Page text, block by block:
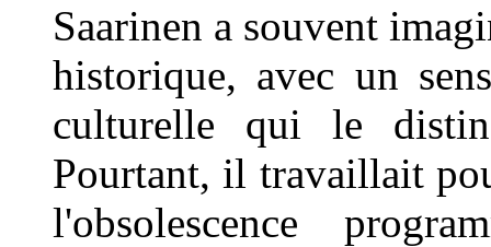
Saarinen a souvent
historique, avec un
culturelle qui le
Pourtant, il travaillait
l'obsolescence